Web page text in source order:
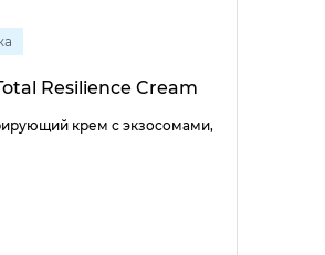
Resilience Cream
крем с экзосомами,